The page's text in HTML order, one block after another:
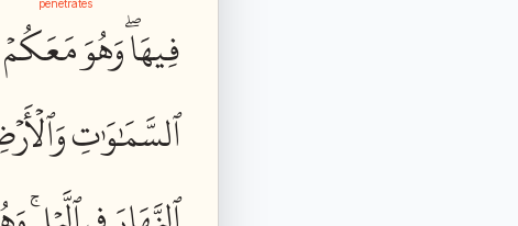
penetrates
فِيهَاۖوَهُوَمَعَكُمۡ
ٱلسَّمَٰوَٰتِ